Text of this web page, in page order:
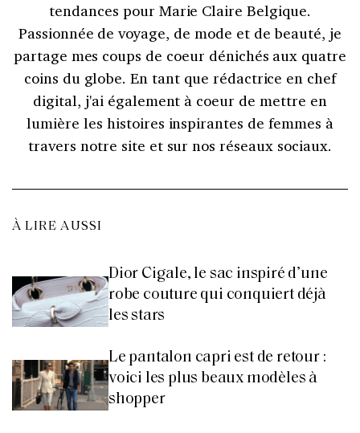
tendances pour Marie Claire Belgique.
Passionnée de voyage, de mode et de beauté, je
partage mes coups de coeur dénichés aux quatre
coins du globe. En tant que rédactrice en chef
digital, j'ai également à coeur de mettre en
lumière les histoires inspirantes de femmes à
travers notre site et sur nos réseaux sociaux.
À LIRE AUSSI
Dior Cigale, le sac inspiré d’une
robe couture qui conquiert déjà
les stars
Le pantalon capri est de retour :
voici les plus beaux modèles à
shopper